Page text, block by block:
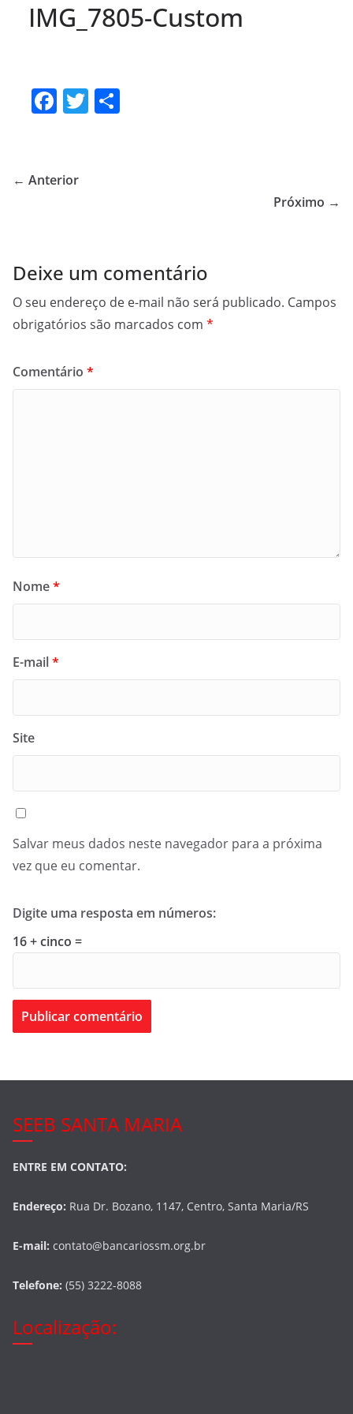
IMG_7805-Custom
F
e
k
T
← Anterior
Próximo →
Deixe um comentário
O seu endereço de e-mail não será publicado. Campos
obrigatórios são marcados com *
Comentário *
Nome*
E-mail*
Site
Salvar meus dados neste navegador para a próxima
vez que eu comentar.
Digite uma resposta em números:
16 + cinco =
SEEB SANTA MARIA
ENTRE EM CONTATO:
Endereço: Rua Dr. Bozano, 1147, Centro, Santa Maria/RS
E-mail: contato@bancariossm.org.br
Telefone: (55) 3222-8088
Localização: